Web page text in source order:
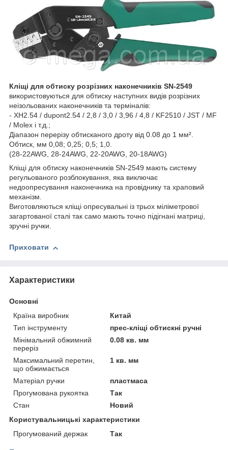
Кліщі для обтиску розрізних наконечників SN-2549
використовуються для обтиску наступних видів розрізних
неізольованих наконечників та терміналів:
- XH2.54 / dupont2.54 / 2,8 / 3,0 / 3,96 / 4,8 / KF2510 / JST / MF
/ Molex і т.д.;
Діапазон перерізу обтисканого дроту від 0.08 до 1 мм².
Обтиск, мм 0,08; 0,25; 0,5; 1,0.
(28-22AWG, 28-24AWG, 22-20AWG, 20-18AWG)
Кліщі для обтиску наконечників SN-2549 мають систему
регульованого розблокування, яка виключає
недоопресування наконечника на провіднику та храповий
механізм.
Виготовляються кліщі опресувальні із трьох міліметрової
загартованої сталі так само мають точно підігнані матриці,
зручні ручки.
Приховати
Характеристики
Основні
Країна виробник
Китай
Тип інструменту
прес-кліщі обтискні ручні
Мінімальний обжимний
переріз
0.08 кв. мм
Максимальний перетин,
що обжимається
1 кв. мм
Матеріал ручки
пластмаса
Прогумована рукоятка
Так
Стан
Новий
Користувальницькі характеристики
Прогумований держак
Так